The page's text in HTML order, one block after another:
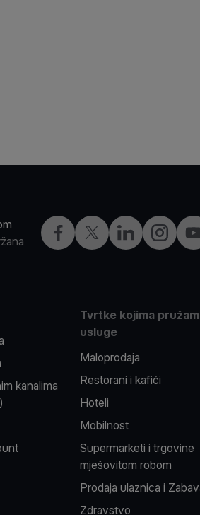
Facebook
X LinkedInInstagram
kanalima
Tvrtke kojima
usluge
Maloprodaja
Restorani i kafići
Hoteli
Mobilnost
Supermarketi i trgovine
mješovitom robom
Prodaja ulaznica i
Zdravstvo